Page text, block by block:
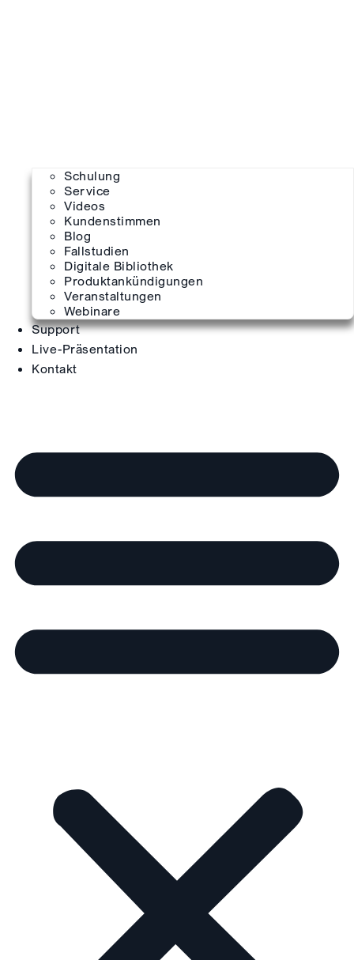
Schulung
Service
Videos
Kundenstimmen
Blog
Fallstudien
Digitale Bibliothek
Produktankündigungen
Veranstaltungen
Webinare
Support
Live-Präsentation
Kontakt